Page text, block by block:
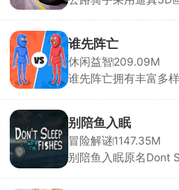
业模式与任务挑战，
验。你将驾驶摩托车
速穿行，通过超车、
与现金，车速越快得
谁先阵亡
休闲益智209.09M
谁先阵亡拥有丰富多
自由匹配不同对手，
投掷武器展开激烈对
道具十分丰富，木棒
应有尽有。游戏目标
别陪鱼入眠
冒险解谜1147.35M
别陪鱼入眠原名Dont